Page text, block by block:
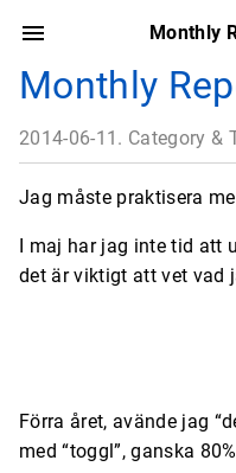
Monthly
Monthly
2014-06-11. Category &
Jag måste praktisera
I maj har jag inte tid att
det är viktigt att vet vad
Förra året, avände jag
med “toggl”, ganska